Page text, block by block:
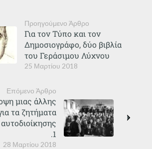
Προηγούμενο Άρθρο
25 Μαρτίου 2018
Για τον Τύπο και τον
Δημοσιογράφο, δύο βιβλία
του Γεράσιμου Λύχνου
Επόμενο Άρθρο
28 Μαρτίου 2018
μιας άλλης
τα ζητήματα
.1